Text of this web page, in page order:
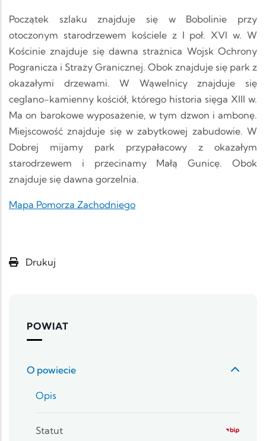
Początek szlaku znajduje się w Bobolinie przy
otoczonym starodrzewem kościele z I poł. XVI w. W
Kościnie znajduje się dawna strażnica Wojsk Ochrony
Pogranicza i Straży Granicznej. Obok znajduje się park z
okazałymi drzewami. W Wąwelnicy znajduje się
ceglano-kamienny kościół, którego historia sięga XIII w.
Ma on barokowe wyposażenie, w tym dzwon i ambonę.
Miejscowość znajduje się w zabytkowej zabudowie. W
Dobrej mijamy park przypałacowy z okazałym
starodrzewem i przecinamy Małą Gunicę. Obok
znajduje się dawna gorzelnia.
Mapa Pomorza Zachodniego
Drukuj
POWIAT
O powiecie
Opis
Statut